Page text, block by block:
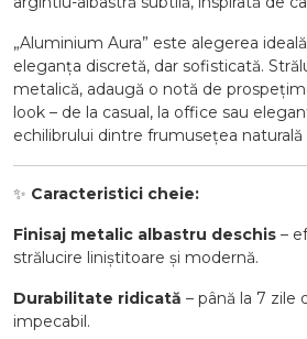
„Aluminium Aura” este alegerea
eleganța discretă, dar sofisticată.
metalică, adaugă o notă de
look – de la casual, la office sau
echilibrului dintre frumusețea naturală
✨ Caracteristici cheie:
Finisaj metalic albastru deschis –
strălucire liniștitoare și modernă.
Durabilitate ridicată – până la 7 zile
impecabil.